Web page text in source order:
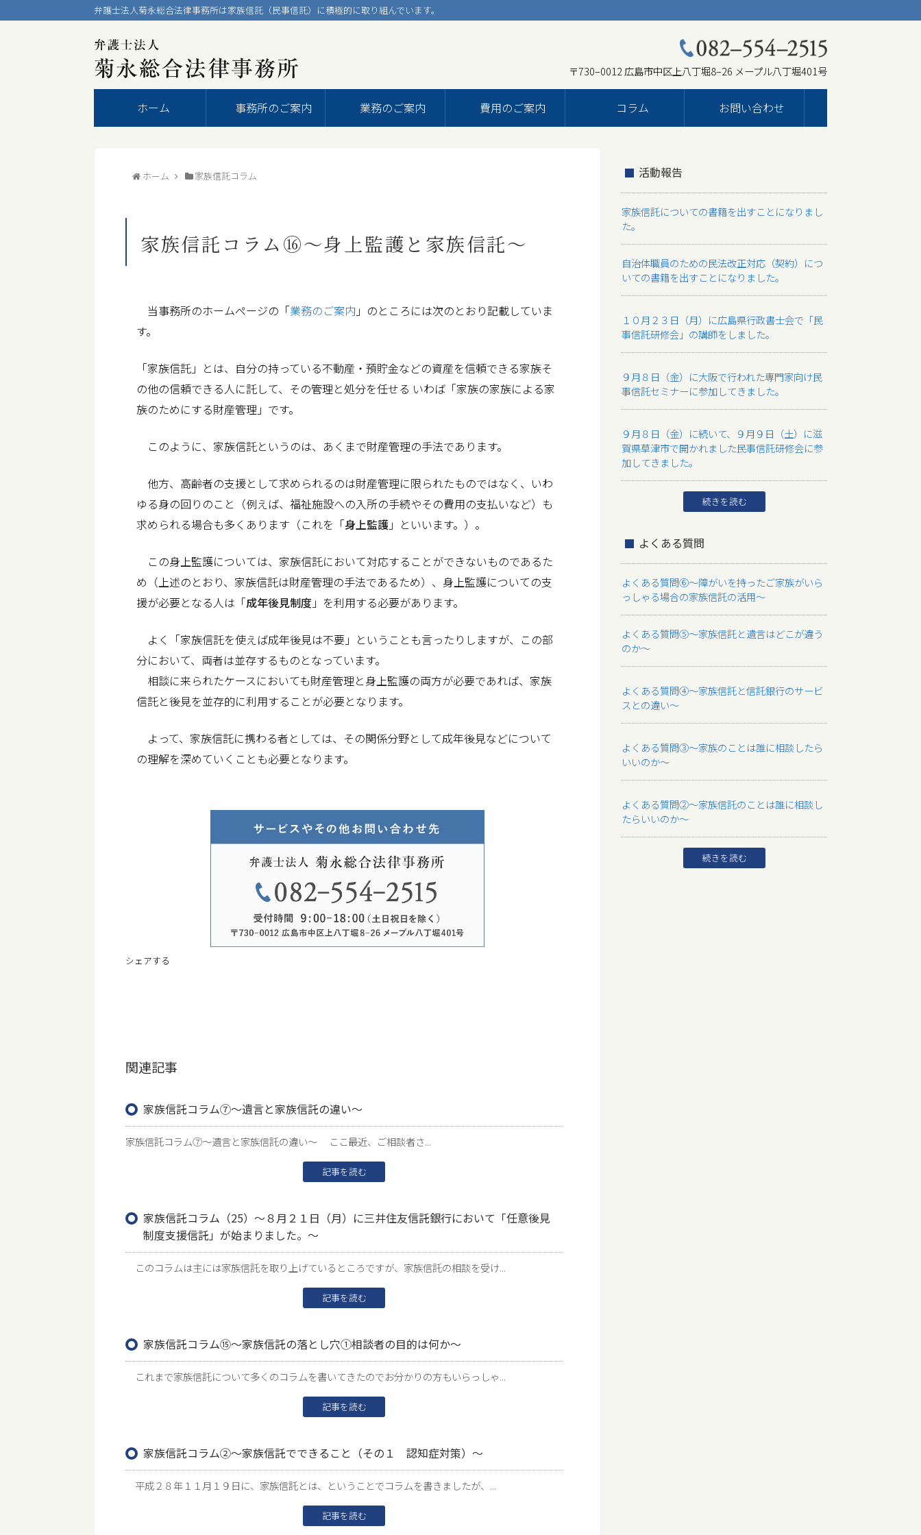
弁護士法人菊永総合法律事務所は家族信託（民事信託）に積極的に取り組んでいます。
〒730–0012 広島市中区上八丁堀8–26 メープル八丁堀401号
ホーム 事務所のご案内 業務のご案内 費用のご案内 コラム お問い合わせ
ホーム 家族信託コラム
家族信託コラム⑯～身上監護と家族信託～
当事務所のホームページの「業務のご案内 」のところには次のとおり記載していま
す。
「家族信託」とは、自分の持っている不動産・預貯金などの資産を信頼できる家族そ
の他の信頼できる人に託して、その管理と処分を任せる いわば「家族の家族による家
族のためにする財産管理」です。
このように、家族信託というのは、あくまで財産管理の手法であります。
他方、高齢者の支援として求められるのは財産管理に限られたものではなく、いわ
ゆる身の回りのこと（例えば、福祉施設への入所の手続やその費用の支払いなど）も
求められる場合も多くあります（これを「身上監護 」といいます。）。
この身上監護については、家族信託において対応することができないものであるた
め（上述のとおり、家族信託は財産管理の手法であるため）、身上監護についての支
援が必要となる人は「成年後見制度 」を利用する必要があります。
よく「家族信託を使えば成年後見は不要」ということも言ったりしますが、この部
分において、両者は並存するものとなっています。
相談に来られたケースにおいても財産管理と身上監護の両方が必要であれば、家族
信託と後見を並存的に利用することが必要となります。
よって、家族信託に携わる者としては、その関係分野として成年後見などについて
の理解を深めていくことも必要となります。
シェアする
関連記事
家族信託コラム⑦～遺言と家族信託の違い～
家族信託コラム⑦～遺言と家族信託の違い～ ここ最近、ご相談者さ...
記事を読む
家族信託コラム（25）～８月２１日（月）に三井住友信託銀行において「任意後見
制度支援信託」が始まりました。～
このコラムは主には家族信託を取り上げているところですが、家族信託の相談を受け...
記事を読む
家族信託コラム⑮～家族信託の落とし穴①相談者の目的は何か～
これまで家族信託について多くのコラムを書いてきたのでお分かりの方もいらっしゃ...
記事を読む
家族信託コラム②～家族信託でできること（その１ 認知症対策）～
平成２８年１１月１９日に、家族信託とは、ということでコラムを書きましたが、...
記事を読む
活動報告
家族信託についての書籍を出すことになりまし
た。
自治体職員のための民法改正対応（契約）につ
いての書籍を出すことになりました。
１０月２３日（月）に広島県行政書士会で「民
事信託研修会」の講師をしました。
９月８日（金）に大阪で行われた専門家向け民
事信託セミナーに参加してきました。
９月８日（金）に続いて、９月９日（土）に滋
賀県草津市で開かれました民事信託研修会に参
加してきました。
続きを読む
よくある質問
よくある質問⑥～障がいを持ったご家族がいら
っしゃる場合の家族信託の活用～
よくある質問⑤～家族信託と遺言はどこが違う
のか～
よくある質問④～家族信託と信託銀行のサービ
スとの違い～
よくある質問③～家族のことは誰に相談したら
いいのか～
よくある質問②～家族信託のことは誰に相談し
たらいいのか～
続きを読む
事務所のご案内
業務のご案内
コラム
家族信託コラム
コンプライアンス
お問い合わせ